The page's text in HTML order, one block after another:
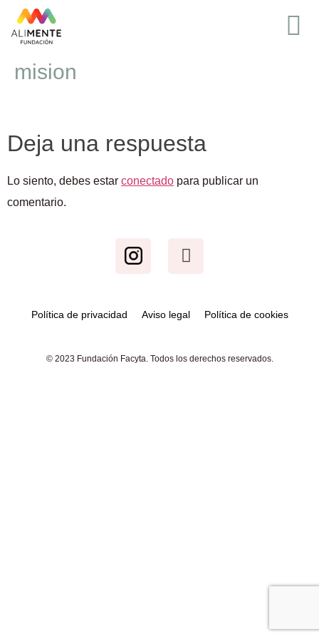
mision
Deja una respuesta
Lo siento, debes estar conectado para publicar un
comentario.
Política de privacidad Aviso legal Política de cookies
© 2023 Fundación Facyta. Todos los derechos reservados.